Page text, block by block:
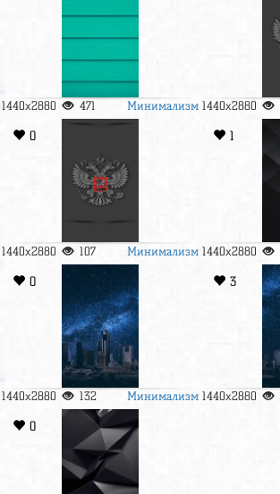
1440x2880 471 Минимализм 1440x2880
0
1440x2880 107 Минимализм
1
1440x2880
0
1440x2880 132 Минимализм
3
1440x2880
0